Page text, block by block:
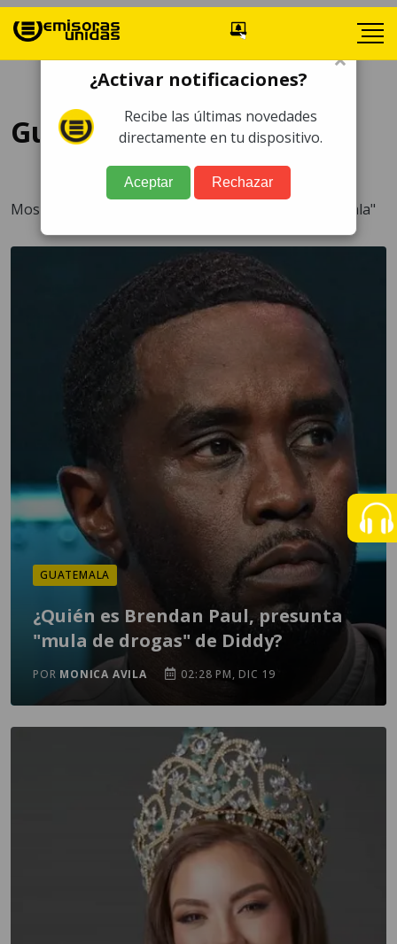
Guatemala
Mostrando 419 artículos para la categoría "Guatemala"
GUATEMALA
¿Quién es Brendan Paul, presunta
"mula de drogas" de Diddy?
POR MONICA AVILA 02:28 PM, DIC 19
×
¿Activar notificaciones?
Recibe las últimas novedades
directamente en tu dispositivo.
Aceptar Rechazar